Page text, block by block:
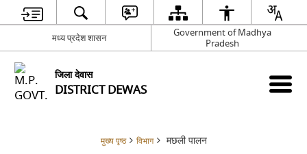
मध्य प्रदेश शासन
Government of Madhya
Pradesh
जिला देवास
DISTRICT DEWAS
मुख्य पृष्ठ विभाग मछली पालन